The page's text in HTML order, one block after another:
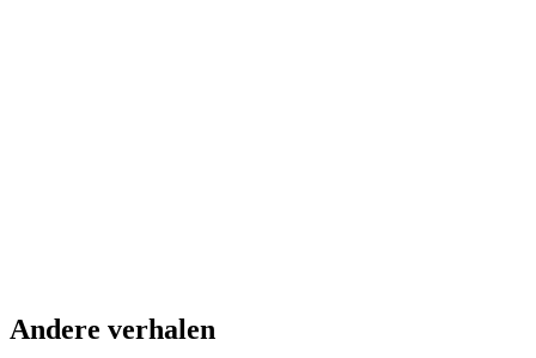
Andere verhalen